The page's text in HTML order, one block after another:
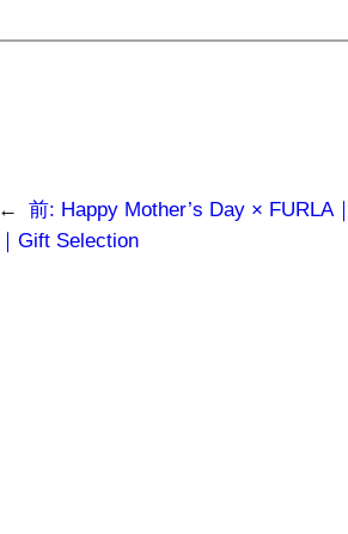
← 前: Happy Mother’s Day × FURLA
｜Gift Selection